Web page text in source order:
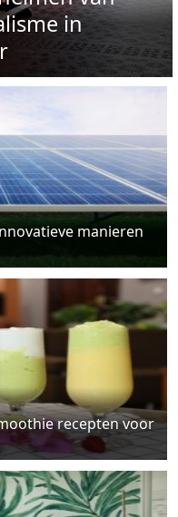
in
manieren
recepten voor